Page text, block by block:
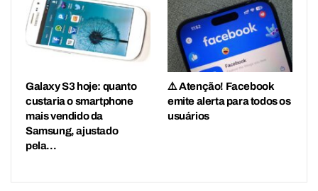
Galaxy S3 hoje: quanto
custaria o smartphone
mais vendido da
Samsung, ajustado
pela…
⚠️ Atenção! Facebook
emite alerta para todos os
usuários